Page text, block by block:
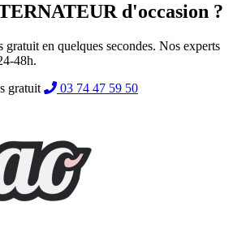
d'occasion ?
gratuit en quelques secondes. Nos experts
48h.
gratuit
03 74 47 59 50